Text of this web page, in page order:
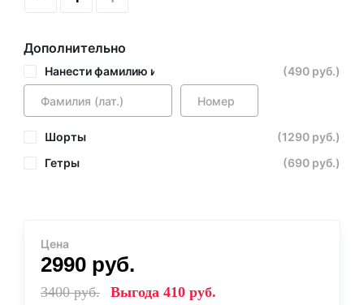
Дополнительно
Нанести фамилию и номер (490 руб.)
Шорты
(1290 руб.)
Гетры
(690 руб.)
Цена
2990 руб.
3400руб. Выгода 410 руб.